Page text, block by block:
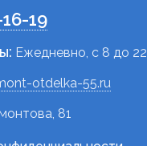
19
Ежедневно, c 8 до 22
otdelka-55.ru
81